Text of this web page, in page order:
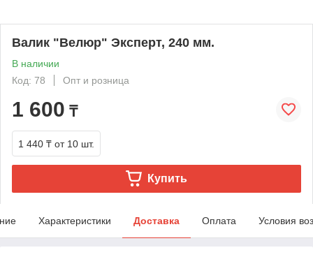
Валик "Велюр" Эксперт, 240 мм.
В наличии
Код: 78
Опт и розница
1 600 ₸
1 440 ₸ от 10 шт.
Купить
Характеристики Доставка Оплата Условия